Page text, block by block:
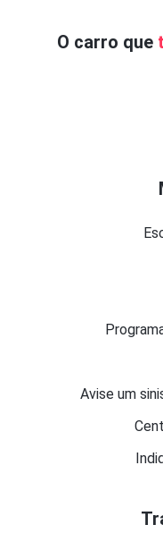
O carro que
Avise um